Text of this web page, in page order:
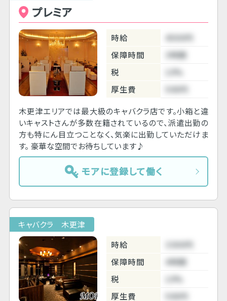
プレミア
時給
4500円
保障時間
3時間
税
10%
厚生費
500円
木更津エリアでは最大級のキャバクラ店です。小箱と違
いキャストさんが多数在籍されているので、派遣出勤の
方も特にん目立つことなく、気楽に出勤していただけま
す。 豪華な空間でお待ちしています♪
モアに登録して働く
キャバクラ 木更津
時給
3300円
保障時間
4時間
税
10%
厚生費
500円